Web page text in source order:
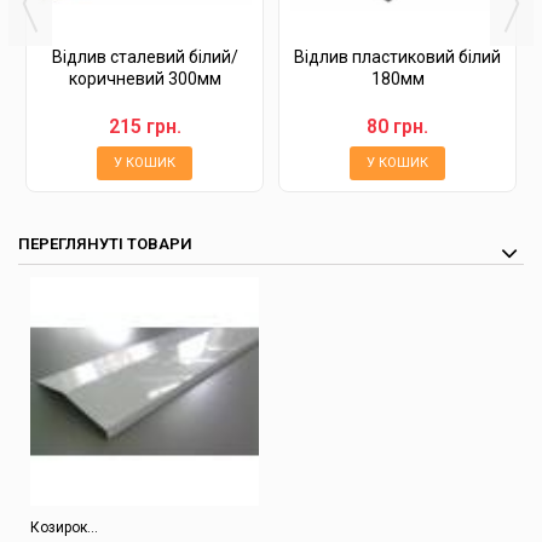
Відлив сталевий білий/
коричневий 300мм
215 грн.
У КОШИК
Відлив пластиковий білий
180мм
80 грн.
У КОШИК
ПЕРЕГЛЯНУТІ ТОВАРИ
Козирок...